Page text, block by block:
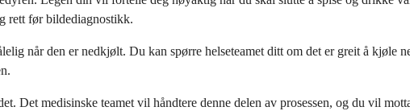
rett før bildediagnostikk.
når den er nedkjølt. Du kan spørre helseteamet ditt om det er greit å kjøle
Det medisinske teamet vil håndtere denne delen av prosessen, og du vil